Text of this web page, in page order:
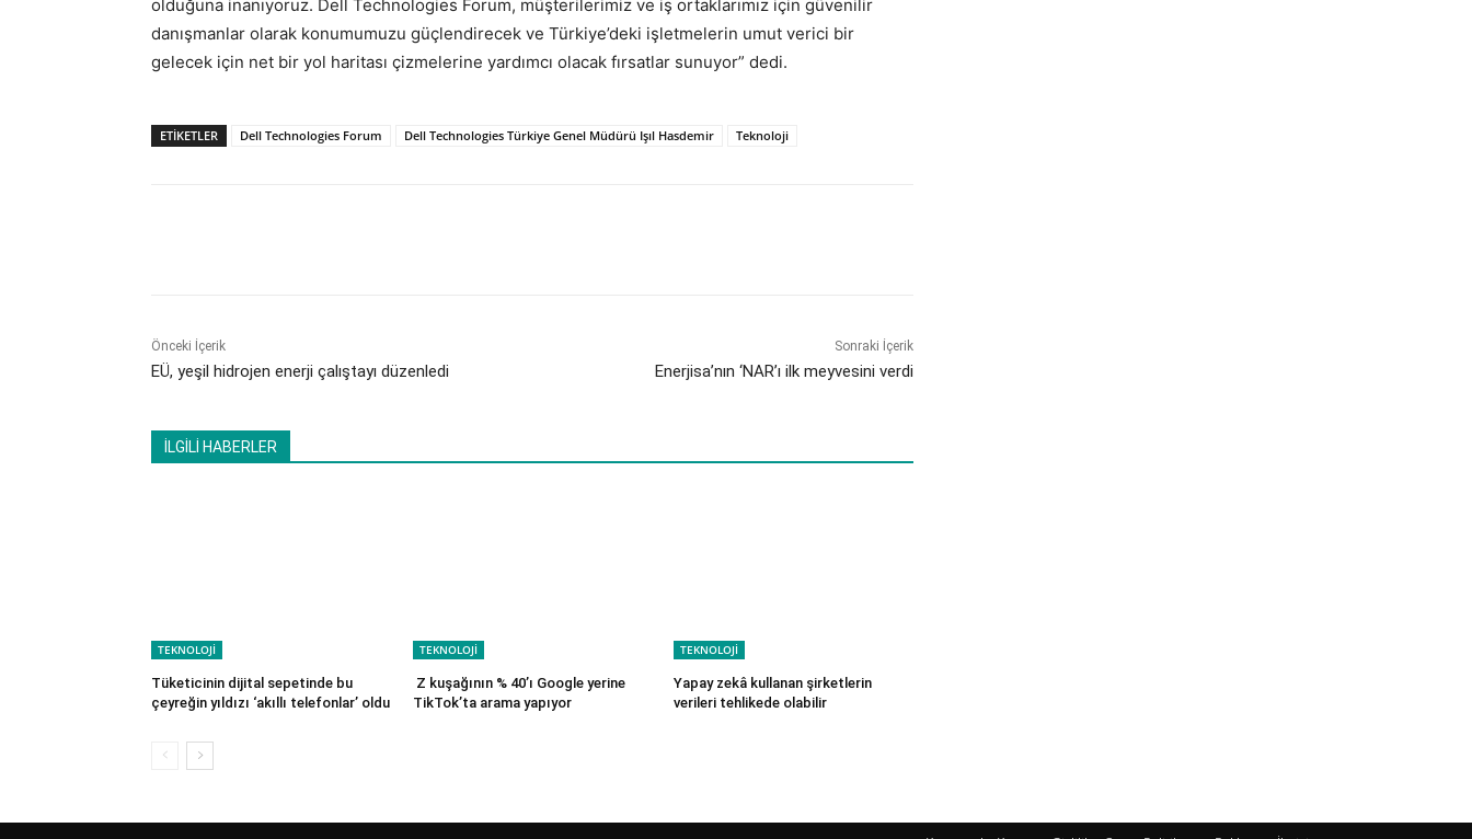
olduğuna inanıyoruz. Dell Technologies Forum, müşterilerimiz ve iş ortaklarımız için güvenilir
danışmanlar olarak konumumuzu güçlendirecek ve Türkiye’deki işletmelerin umut verici bir
gelecek için net bir yol haritası çizmelerine yardımcı olacak fırsatlar sunuyor” dedi.
ETİKETLER Dell Technologies Forum Dell Technologies Türkiye Genel Müdürü Işıl Hasdemir Teknoloji
Önceki İçerik
EÜ, yeşil hidrojen enerji çalıştayı düzenledi
Sonraki İçerik
Enerjisa’nın ‘NAR’ı ilk meyvesini verdi
İLGİLİ HABERLER
TEKNOLOJİ
Tüketicinin dijital sepetinde bu
çeyreğin yıldızı ‘akıllı telefonlar’ oldu
TEKNOLOJİ
Z kuşağının % 40’ı Google yerine
TikTok’ta arama yapıyor
TEKNOLOJİ
Yapay zekâ kullanan şirketlerin
verileri tehlikede olabilir